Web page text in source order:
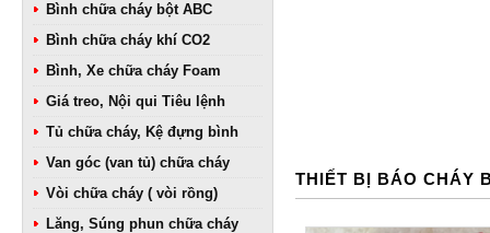
Bình chữa cháy bột ABC
Bình chữa cháy khí CO2
Bình, Xe chữa cháy Foam
Giá treo, Nội qui Tiêu lệnh
Tủ chữa cháy, Kệ đựng bình
Van góc (van tủ) chữa cháy
Vòi chữa cháy ( vòi rồng)
Lăng, Súng phun chữa cháy
THIẾT BỊ BÁO CHÁY